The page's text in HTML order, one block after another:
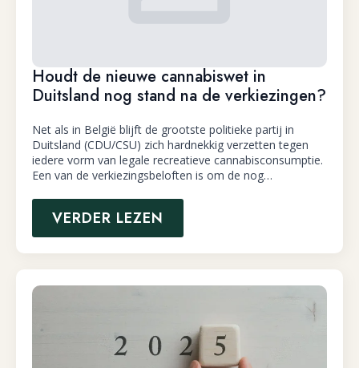
Houdt de nieuwe cannabiswet in
Duitsland nog stand na de verkiezingen?
Net als in België blijft de grootste politieke partij in
Duitsland (CDU/CSU) zich hardnekkig verzetten tegen
iedere vorm van legale recreatieve cannabisconsumptie.
Een van de verkiezingsbeloften is om de nog…
VERDER LEZEN